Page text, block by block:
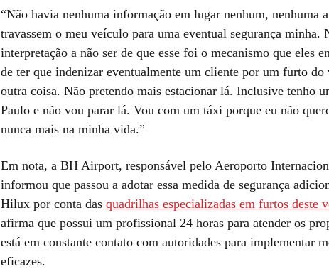
“Não havia nenhuma informação em lugar nenhum, nenhuma
travassem o meu veículo para uma eventual segurança minha.
interpretação a não ser de que esse foi o mecanismo que eles
de ter que indenizar eventualmente um cliente por um furto
outra coisa. Não pretendo mais estacionar lá. Inclusive tenho
Paulo e não vou parar lá. Vou com um táxi porque eu não
nunca mais na minha vida.”
Em nota, a BH Airport, responsável pelo Aeroporto
informou que passou a adotar essa medida de segurança
Hilux por conta das quadrilhas especializadas em furtos deste
afirma que possui um profissional 24 horas para atender os
está em constante contato com autoridades para implementar
eficazes.